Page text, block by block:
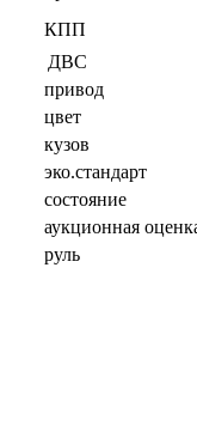
КПП
ДВС
привод
цвет
кузов
эко.стандарт
состояние
аукционная
руль